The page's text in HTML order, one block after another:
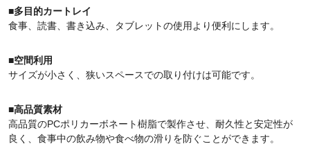
■多目的カートレイ
食事、読書、書き込み、タブレットの使用より便利にします。
■空間利用
サイズが小さく、狭いスペースでの取り付けは可能です。
■高品質素材
高品質のPCポリカーボネート樹脂で製作させ、耐久性と安定性が
良く、食事中の飲み物や食べ物の滑りを防ぐことができます。